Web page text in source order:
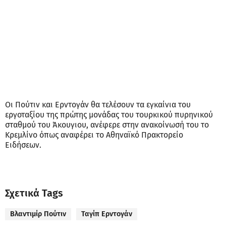
Οι Πούτιν και Ερντογάν θα τελέσουν τα εγκαίνια του
εργοταξίου της πρώτης μονάδας του τουρκικού πυρηνικού
σταθμού του Άκουγιου, ανέφερε στην ανακοίνωσή του το
Κρεμλίνο όπως αναφέρει το Αθηναϊκό Πρακτορείο
Ειδήσεων.
Σχετικά Tags
Βλαντιμίρ Πούτιν Ταγίπ Ερντογάν